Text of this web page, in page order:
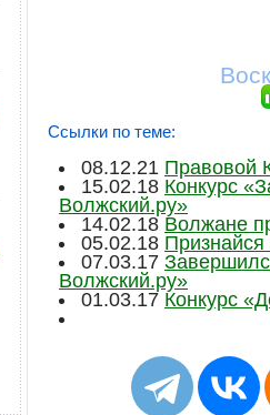
Ссылки по теме:
08.12.21 Правовой
15.02.18 Конкурс
Волжский.ру»
14.02.18 Волжане
05.02.18
07.03.17
Волжский.ру»
01.03.17 Конкурс